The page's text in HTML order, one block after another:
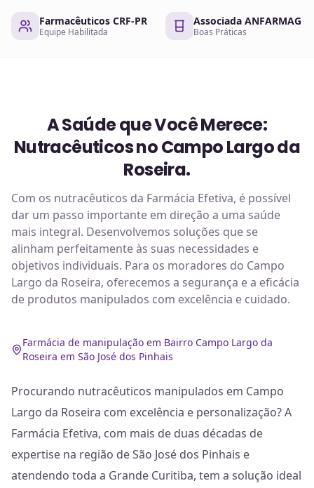
Farmacêuticos CRF-PR
Equipe Habilitada
Associada ANFARMAG
Boas Práticas
A Saúde que Você Merece:
Nutracêuticos no Campo Largo da
Roseira.
Com os nutracêuticos da Farmácia Efetiva, é possível
dar um passo importante em direção a uma saúde
mais integral. Desenvolvemos soluções que se
alinham perfeitamente às suas necessidades e
objetivos individuais. Para os moradores do Campo
Largo da Roseira, oferecemos a segurança e a eficácia
de produtos manipulados com excelência e cuidado.
Farmácia de manipulação em Bairro Campo Largo da
Roseira em São José dos Pinhais
Procurando nutracêuticos manipulados em Campo
Largo da Roseira com excelência e personalização? A
Farmácia Efetiva, com mais de duas décadas de
expertise na região de São José dos Pinhais e
atendendo toda a Grande Curitiba, tem a solução ideal